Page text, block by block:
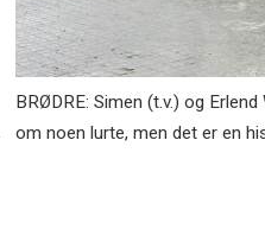
BRØDRE: Simen (t.v.) og
om noen lurte, men det er en